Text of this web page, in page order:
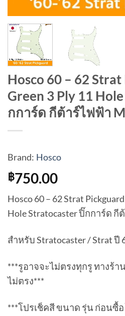
Hosco 60 – 62
Green 3 Ply 11
กการ์ด กีต้าร์ไฟฟ้า
Brand: Hosco
฿750.00
Hosco 60 – 62 Strat
Hole Stratocaster ปิ๊กการ์ด กี
สำหรับ Stratocaster / Strat ปี
***รูอาจจะไม่ตรงทุกรู ทางร้
ไม่ตรง***
***โปรเช็คสี ขนาด รุ่น ก่อน